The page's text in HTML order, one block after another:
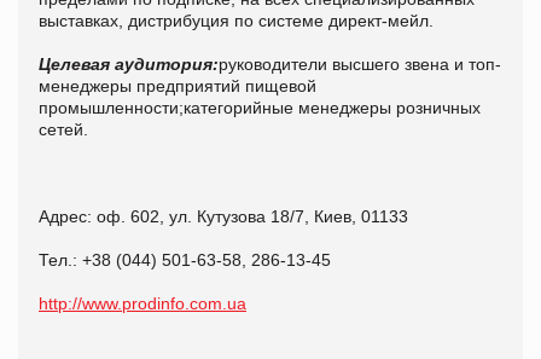
выставках, дистрибуция по системе директ-мейл.
Целевая аудитория:руководители высшего звена и топ-
менеджеры предприятий пищевой
промышленности;категорийные менеджеры розничных
сетей.
Адрес: оф. 602, ул. Кутузова 18/7, Киев, 01133
Тел.: +38 (044) 501-63-58, 286-13-45
http://www.prodinfo.com.ua